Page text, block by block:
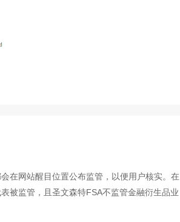
在网站醒目位置公布监管，以便用户核实。在
被监管，且圣文森特FSA不监管金融衍生品业